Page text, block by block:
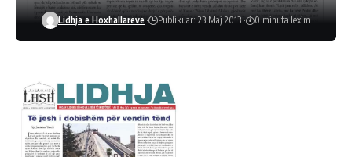
Lidhja e Hoxhallarëve Publikuar: 23 Maj 2013 0 minuta lexim